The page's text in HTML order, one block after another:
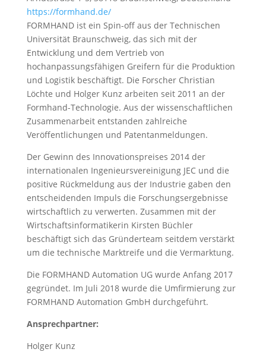
https://formhand.de/
FORMHAND ist ein Spin-off aus der Technischen
Universität Braunschweig, das sich mit der
Entwicklung und dem Vertrieb von
hochanpassungsfähigen Greifern für die Produktion
und Logistik beschäftigt. Die Forscher Christian
Löchte und Holger Kunz arbeiten seit 2011 an der
Formhand-Technologie. Aus der wissenschaftlichen
Zusammenarbeit entstanden zahlreiche
Veröffentlichungen und Patentanmeldungen.
Der Gewinn des Innovationspreises 2014 der
internationalen Ingenieursvereinigung JEC und die
positive Rückmeldung aus der Industrie gaben den
entscheidenden Impuls die Forschungsergebnisse
wirtschaftlich zu verwerten. Zusammen mit der
Wirtschaftsinformatikerin Kirsten Büchler
beschäftigt sich das Gründerteam seitdem verstärkt
um die technische Marktreife und die Vermarktung.
Die FORMHAND Automation UG wurde Anfang 2017
gegründet. Im Juli 2018 wurde die Umfirmierung zur
FORMHAND Automation GmbH durchgeführt.
Ansprechpartner:
Holger Kunz